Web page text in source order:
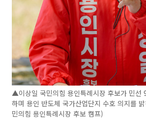
▲이상일 국민의힘 용인특례시장 후보가 민선
하며 용인 반도체 국가산업단지 수호 의지를
민의힘 용인특례시장 후보 캠프)